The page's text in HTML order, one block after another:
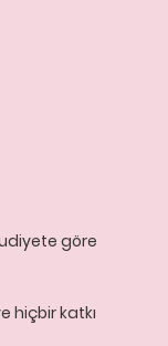
göre
hiçbir katkı